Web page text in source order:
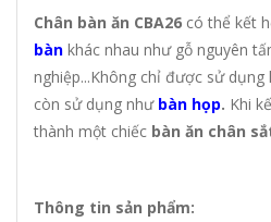
Chân bàn ăn CBA26 có thể kết
bàn khác nhau như gỗ nguyên
nghiệp...Không chỉ được sử dụng
còn sử dụng như bàn họp. Khi
thành một chiếc bàn ăn chân
Thông tin sản phẩm: